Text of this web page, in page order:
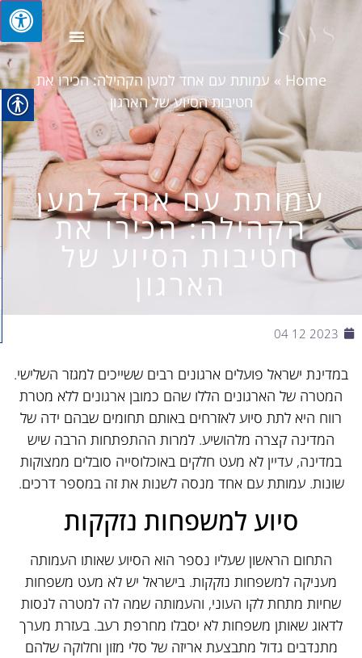
Home
» עמותת עם אחד למען הקהילה: הכירו את
חטיבות הסיוע של הארגון
עמותת עם אחד למען
הקהילה: הכירו את
חטיבות הסיוע של
הארגון
2023 12 04
במדינת ישראל פועלים ארגונים רבים ששייכים למגזר השלישי.
המטרה של הארגונים הללו שהם כמובן ארגונים ללא מטרת
רווח היא לתת סיוע לאזרחים באותם תחומים שבהם ידה של
המדינה קצרה מלהושיע. למרות ההתפתחות הרבה שיש
במדינה, עדיין לא מעט חלקים באוכלוסייה סובלים ממצוקות
שונות. עמותת עם אחד מנסה לשנות את זה במספר דרכים.
סיוע למשפחות נזקקות
התחום הראשון שעליו נספר הוא הסיוע שאותו העמותה
מעניקה למשפחות נזקקות. בישראל יש לא מעט משפחות
שחיות מתחת לקו העוני, והעמותה שמה לה למטרה לנסות
לדאוג שאותן משפחות לא יסבלו מחרפת רעב. בעזרת מערך
מתנדבים גדול מתבצעת אריזה של סלי מזון וחלוקה שלהם